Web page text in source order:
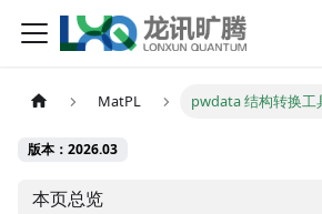
MatPL pwdata 结构转换工
版本：2026.03
本页总览